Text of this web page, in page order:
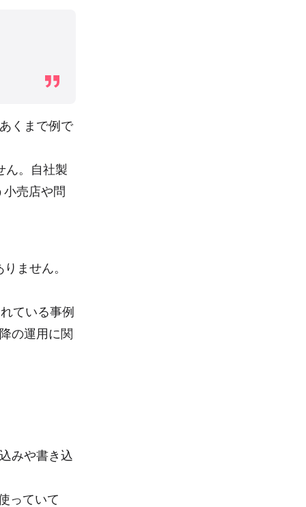
くまで例で
ん。自社製
売店や問
ません。
ている事例
の運用に関
みや書き込
っていて